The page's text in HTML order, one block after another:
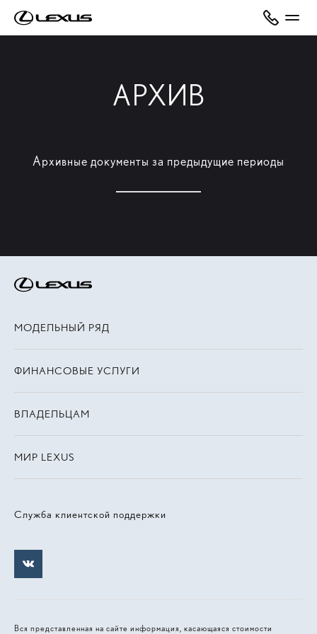
АРХИВ
Архивные документы за предыдущие периоды
Служба клиентской поддержки
МОДЕЛЬНЫЙ РЯД
ФИНАНСОВЫЕ УСЛУГИ
ВЛАДЕЛЬЦАМ
МИР LEXUS
Вся представленная на сайте информация, касающаяся стоимости